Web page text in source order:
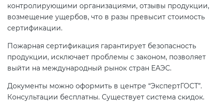
контролирующими организациями, отзывы продукции,
возмещение ущербов, что в разы превысит стоимость
сертификации.
Пожарная сертификация гарантирует безопасность
продукции, исключает проблемы с законом, позволяет
выйти на международный рынок стран ЕАЭС.
Документы можно оформить в центре “ЭкспертГОСТ”.
Консультации бесплатны. Существует система скидок.